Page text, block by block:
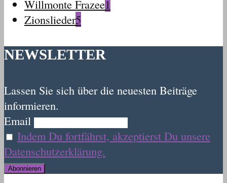
Willmonte Frazee1
Zionslieder5
NEWSLETTER
Lassen Sie sich über die neuesten Beiträge
informieren.
Email
Indem Du fortfährst, akzeptierst Du unsere
Datenschutzerklärung.